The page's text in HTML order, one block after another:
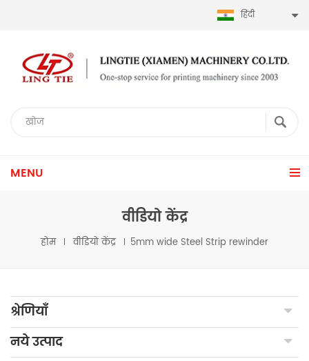
हिंदी
MENU
वीडियो केंद्र
होम वीडियो केंद्र 5mm wide Steel Strip rewinder
श्रेणियाँ
नये उत्पाद